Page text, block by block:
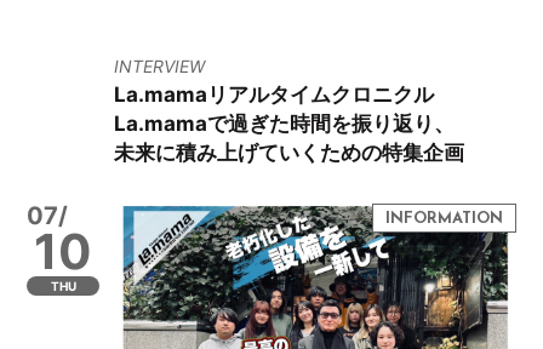
INTERVIEW
La.mamaリアルタイムクロニクル
La.mamaで過ぎた時間を振り返り、
未来に積み上げていくための特集企画
07/
10
THU